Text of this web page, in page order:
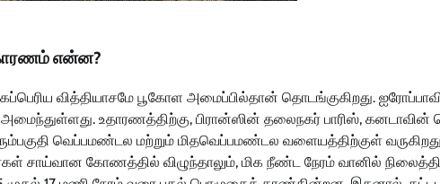
என்ன?
வித்தியாசமே பூகோள அமைப்பில்தான் தொடங்குகிறது.
அமைந்துள்ளது. உதாரணத்திற்கு, பிரான்ஸின் தலைநகர் பாரிஸ்,
வெப்பமண்டல மற்றும் மிதவெப்பமண்டல வளையத்திற்குள்
சாய்வான கோணத்தில் விழுந்தாலும், மிக நீண்ட நேரம் வானில்